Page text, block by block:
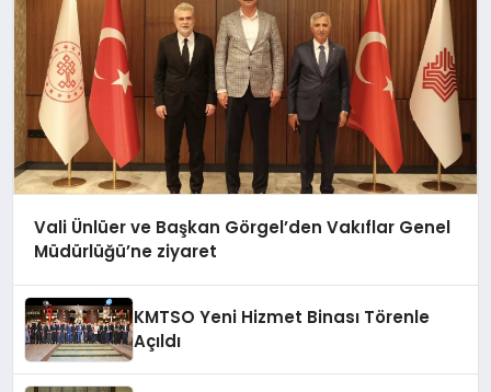
Vali Ünlüer ve Başkan Görgel’den Vakıflar Genel
Müdürlüğü’ne ziyaret
KMTSO Yeni Hizmet Binası Törenle
Açıldı